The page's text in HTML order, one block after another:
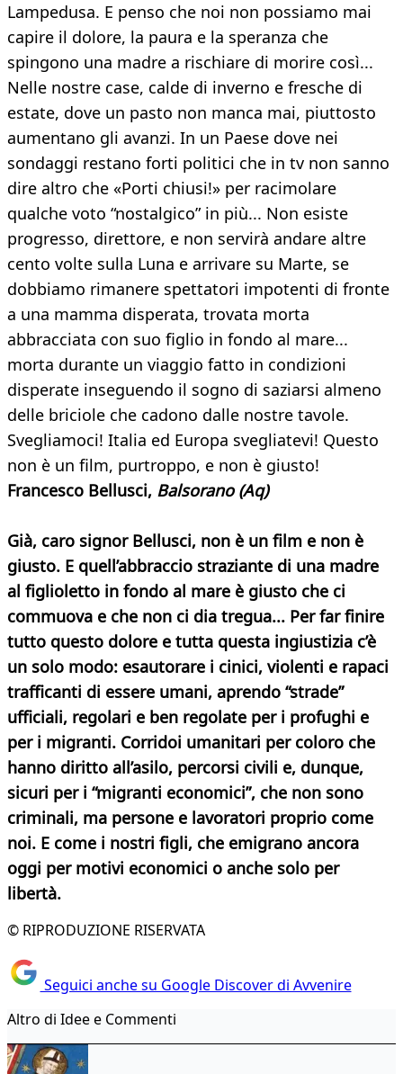
Lampedusa. E penso che noi non possiamo mai
capire il dolore, la paura e la speranza che
spingono una madre a rischiare di morire così...
Nelle nostre case, calde di inverno e fresche di
estate, dove un pasto non manca mai, piuttosto
aumentano gli avanzi. In un Paese dove nei
sondaggi restano forti politici che in tv non sanno
dire altro che «Porti chiusi!» per racimolare
qualche voto “nostalgico” in più... Non esiste
progresso, direttore, e non servirà andare altre
cento volte sulla Luna e arrivare su Marte, se
dobbiamo rimanere spettatori impotenti di fronte
a una mamma disperata, trovata morta
abbracciata con suo figlio in fondo al mare...
morta durante un viaggio fatto in condizioni
disperate inseguendo il sogno di saziarsi almeno
delle briciole che cadono dalle nostre tavole.
Svegliamoci! Italia ed Europa svegliatevi! Questo
non è un film, purtroppo, e non è giusto!
Francesco Bellusci, Balsorano (Aq)
Già, caro signor Bellusci, non è un film e non è
giusto. E quell’abbraccio straziante di una madre
al figlioletto in fondo al mare è giusto che ci
commuova e che non ci dia tregua... Per far finire
tutto questo dolore e tutta questa ingiustizia c’è
un solo modo: esautorare i cinici, violenti e rapaci
trafficanti di essere umani, aprendo “strade”
ufficiali, regolari e ben regolate per i profughi e
per i migranti. Corridoi umanitari per coloro che
hanno diritto all’asilo, percorsi civili e, dunque,
sicuri per i “migranti economici”, che non sono
criminali, ma persone e lavoratori proprio come
noi. E come i nostri figli, che emigrano ancora
oggi per motivi economici o anche solo per
libertà.
© RIPRODUZIONE RISERVATA
Seguici anche su Google Discover di Avvenire
Altro di Idee e Commenti